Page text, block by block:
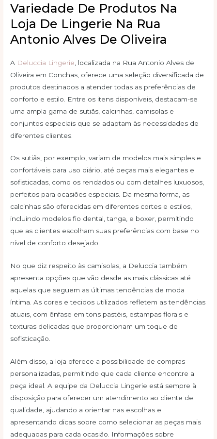
Variedade De Produtos Na
Loja De Lingerie Na Rua
Antonio Alves De Oliveira
A Deluccia Lingerie , localizada na Rua Antonio Alves de
Oliveira em Conchas, oferece uma seleção diversificada de
produtos destinados a atender todas as preferências de
conforto e estilo. Entre os itens disponíveis, destacam-se
uma ampla gama de sutiãs, calcinhas, camisolas e
conjuntos especiais que se adaptam às necessidades de
diferentes clientes.
Os sutiãs, por exemplo, variam de modelos mais simples e
confortáveis para uso diário, até peças mais elegantes e
sofisticadas, como os rendados ou com detalhes luxuosos,
perfeitos para ocasiões especiais. Da mesma forma, as
calcinhas são oferecidas em diferentes cortes e estilos,
incluindo modelos fio dental, tanga, e boxer, permitindo
que as clientes escolham suas preferências com base no
nível de conforto desejado.
No que diz respeito às camisolas, a Deluccia também
apresenta opções que vão desde as mais clássicas até
aquelas que seguem as últimas tendências de moda
íntima. As cores e tecidos utilizados refletem as tendências
atuais, com ênfase em tons pastéis, estampas florais e
texturas delicadas que proporcionam um toque de
sofisticação.
Além disso, a loja oferece a possibilidade de compras
personalizadas, permitindo que cada cliente encontre a
peça ideal. A equipe da Deluccia Lingerie está sempre à
disposição para oferecer um atendimento ao cliente de
qualidade, ajudando a orientar nas escolhas e
apresentando dicas sobre como selecionar as peças mais
adequadas para cada ocasião. Informações sobre